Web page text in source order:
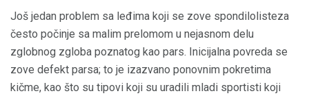
Još jedan problem sa leđima koji se zove spondilolisteza
često počinje sa malim prelomom u nejasnom delu
zglobnog zgloba poznatog kao pars. Inicijalna povreda se
zove defekt parsa; to je izazvano ponovnim pokretima
kičme, kao što su tipovi koji su uradili mladi sportisti koji